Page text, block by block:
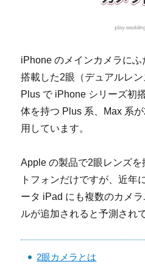
iPhone のメインカメラに
搭載した2眼（デュアルレ
Plus で iPhone シリーズ初
体を持つ Plus 系、Max 系
用しています。
Apple の製品で2眼レンズ
トフォンだけですが、近年
ータ iPad にも複数のカメ
ルが追加されると予測され
2眼カメラとは